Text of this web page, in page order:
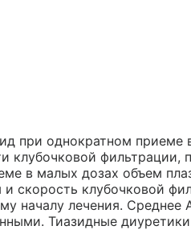
при однократном
клубочковой фильтрации,
в малых дозах объем
скорость клубочковой
началу лечения. Среднее
Тиазидные